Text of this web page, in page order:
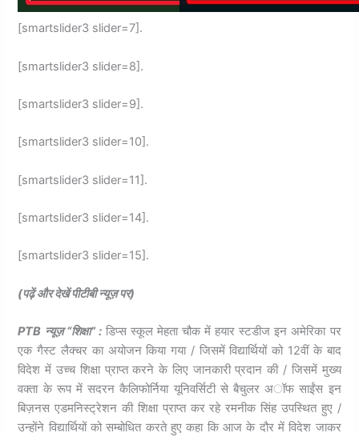
[smartslider3 slider=7].
[smartslider3 slider=8].
[smartslider3 slider=9].
[smartslider3 slider=10].
[smartslider3 slider=11].
[smartslider3 slider=14].
[smartslider3 slider=15].
(पढ़ें और देखें पीटीबी न्यूज़ पर)
PTB न्यूज़ “शिक्षा” : डिप्स स्कूल मेहता चौक में हयार स्टडीज इन अमेरिका पर
एक गैस्ट लैक्चर का अयोजन किया गया / जिसमें विद्यार्थियों को 12वीं के बाद
विदेश में उच्च शिक्षा प्राप्त करने के लिए जानकारी प्रदान की / जिसमें मुख्य
वक्ता के रूप में सदरन कैलिफोर्निया यूनिवर्सिटी से बैचुलर अॉफ साईंस इन
बिज़नस एडमनिस्ट्रेशन की शिक्षा प्राप्त कर रहे रमनीक सिंह उपस्थित हुए /
उन्होंने विद्यार्थियों को सम्बोधित करते हुए कहा कि आज के दौर में विदेश जाकर